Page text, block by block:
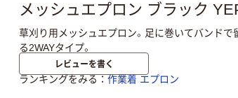
メッシュエプロン ブラック
草刈り用メッシュエプロン。足に巻いてバンドで
る2WAYタイプ。
レビューを書く
ランキングをみる 作業着 エプロン